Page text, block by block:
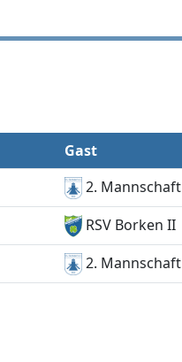
Gast
2. Mannschaft
RSV Borken II
2. Mannschaft